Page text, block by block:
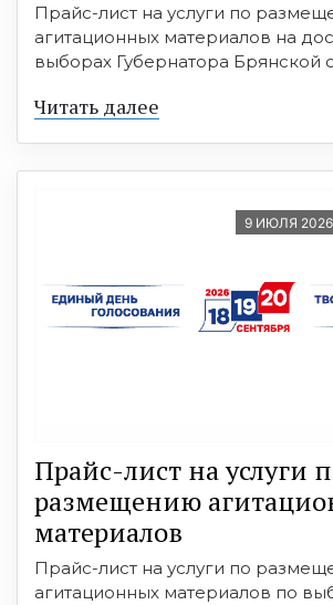
Прайс-лист на услуги по
агитационных материалов на
выборах Губернатора Брянской
Читать далее
9 ИЮЛЯ
Прайс-лист на услуги
размещению
материалов
Прайс-лист на услуги по
агитационных материалов по